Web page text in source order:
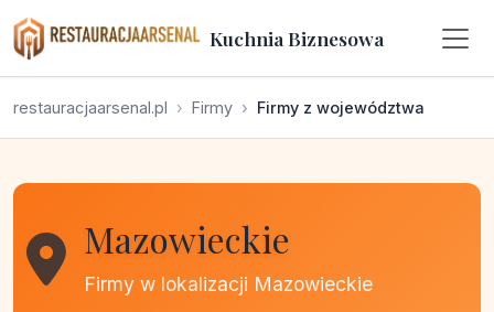
Kuchnia Biznesowa
restauracjaarsenal.pl Firmy Firmy z województwa
Mazowieckie
Firmy w lokalizacji Mazowieckie